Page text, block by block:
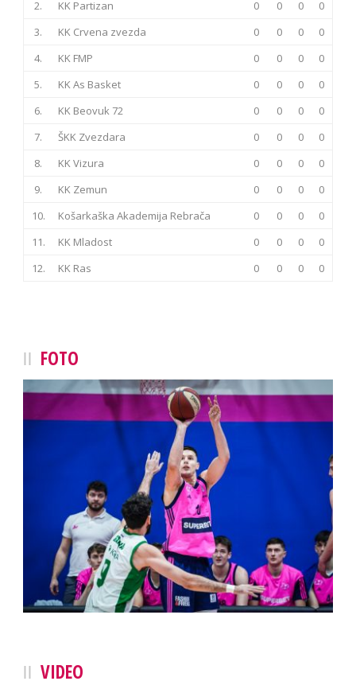
2. KK Partizan 0 0 0
0
3.
KK Crvena zvezda 0 0 0
0
4.
KK FMP 0 0 0
0
5.
KK As Basket 0 0 0
0
6.
KK Beovuk 72 0 0 0
0
7.
ŠKK Zvezdara 0 0 0
0
8.
KK Vizura 0 0 0
0
9.
KK Zemun 0 0 0
0
10.
Košarkaška Akademija Rebrača 0 0 0
0
11.
KK Mladost 0 0 0
0
12.
KK Ras 0 0 0 0
FOTO
VIDEO